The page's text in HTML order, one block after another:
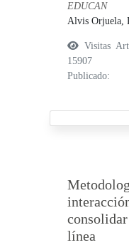
EDUCAN
Alvis Orjuela,
Visitas
15907
Publicado:
línea